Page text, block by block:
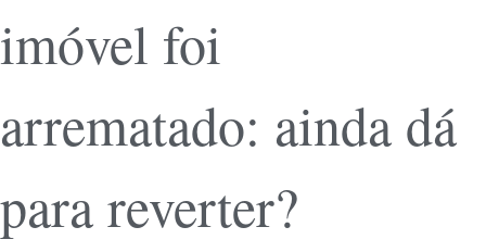
imóvel foi
arrematado: ainda dá
para reverter?